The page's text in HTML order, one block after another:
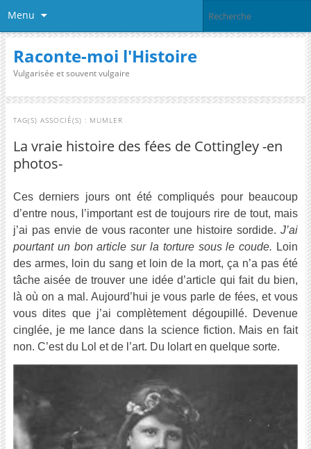
Menu
Raconte-moi l'Histoire
Vulgarisée et souvent vulgaire
TAG(S) ASSOCIÉ(S) : MUMLER
La vraie histoire des fées de Cottingley -en
photos-
Ces derniers jours ont été compliqués pour beaucoup
d’entre nous, l’important est de toujours rire de tout, mais
j’ai pas envie de vous raconter une histoire sordide.J’ai
pourtant un bon article sur la torture sous le coude. Loin
des armes, loin du sang et loin de la mort, ça n’a pas été
tâche aisée de trouver une idée d’article qui fait du bien,
là où on a mal. Aujourd’hui je vous parle de fées, et vous
vous dites que j’ai complètement dégoupillé. Devenue
cinglée, je me lance dans la science fiction. Mais en fait
non. C’est du Lol et de l’art. Du lolart en quelque sorte.